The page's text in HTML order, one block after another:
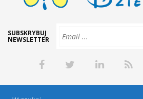
SUBSKRYBUJ
NEWSLETTER